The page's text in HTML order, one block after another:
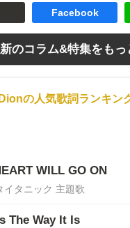
Facebook
のコラム&特集をもっ
の人気歌詞ランキン
WILL GO ON
イタニック 主題歌
The Way It Is